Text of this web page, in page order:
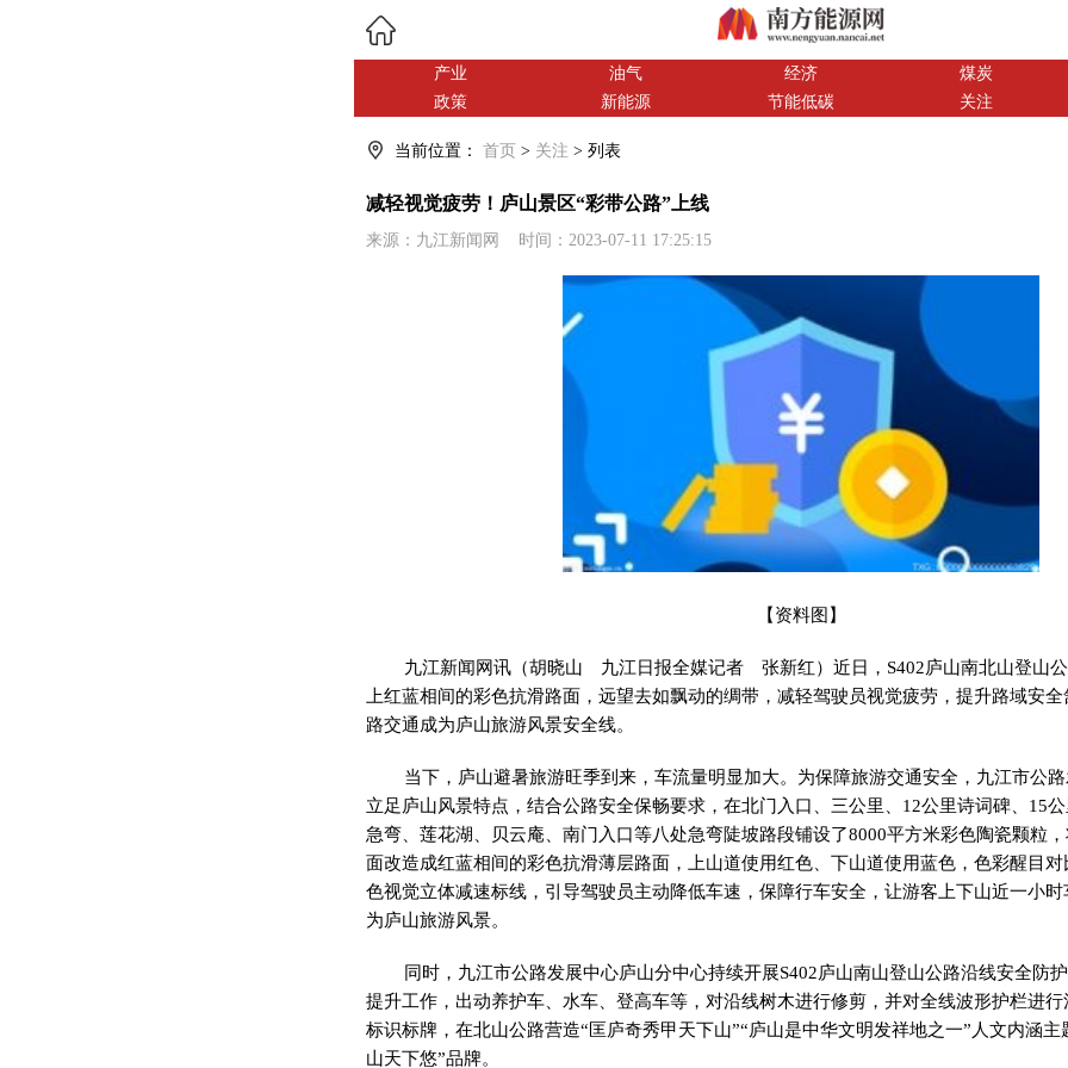
产业 油气 经济 煤炭
政策
新能源 节能低碳 关注
当前位置： 首页 > 关注 > 列表
减轻视觉疲劳！​庐山景区“彩带公路”上线
来源：九江新闻网 时间：2023-07-11 17:25:15
【资料图】
九江新闻网讯（胡晓山 九江日报全媒记者 张新红）近日，S402庐山南北山登山
上红蓝相间的彩色抗滑路面，远望去如飘动的绸带，减轻驾驶员视觉疲劳，提升路域安
路交通成为庐山旅游风景安全线。
当下，庐山避暑旅游旺季到来，车流量明显加大。为保障旅游交通安全，九江市公
立足庐山风景特点，结合公路安全保畅要求，在北门入口、三公里、12公里诗词碑、15
急弯、莲花湖、贝云庵、南门入口等八处急弯陡坡路段铺设了8000平方米彩色陶瓷颗粒
面改造成红蓝相间的彩色抗滑薄层路面，上山道使用红色、下山道使用蓝色，色彩醒目
色视觉立体减速标线，引导驾驶员主动降低车速，保障行车安全，让游客上下山近一小
为庐山旅游风景。
同时，九江市公路发展中心庐山分中心持续开展S402庐山南山登山公路沿线安全防
提升工作，出动养护车、水车、登高车等，对沿线树木进行修剪，并对全线波形护栏进
标识标牌，在北山公路营造“匡庐奇秀甲天下山”“庐山是中华文明发祥地之一”人文内涵主
山天下悠”品牌。